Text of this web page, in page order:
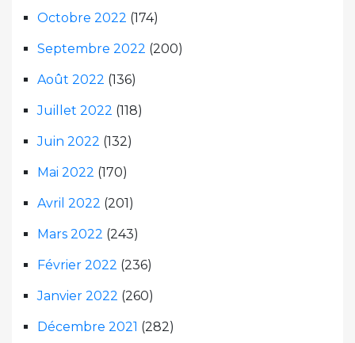
Octobre 2022 (174)
Septembre 2022 (200)
Août 2022 (136)
Juillet 2022 (118)
Juin 2022 (132)
Mai 2022 (170)
Avril 2022 (201)
Mars 2022 (243)
Février 2022 (236)
Janvier 2022 (260)
Décembre 2021 (282)